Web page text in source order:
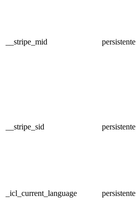
__stripe_mid persistente
__stripe_sid persistente
_icl_current_language persistente